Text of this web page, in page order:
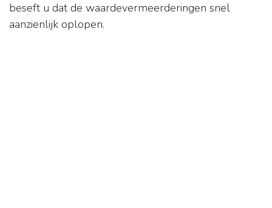
beseft u dat de waardevermeerderingen snel
aanzienlijk oplopen.